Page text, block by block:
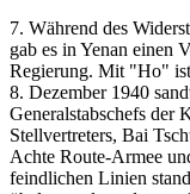
7. Während des
gab es in Yenan einen
Regierung. Mit "Ho"
8. Dezember 1940
Generalstabschefs der
Stellvertreters, Bai
Achte Route-Armee
feindlichen Linien